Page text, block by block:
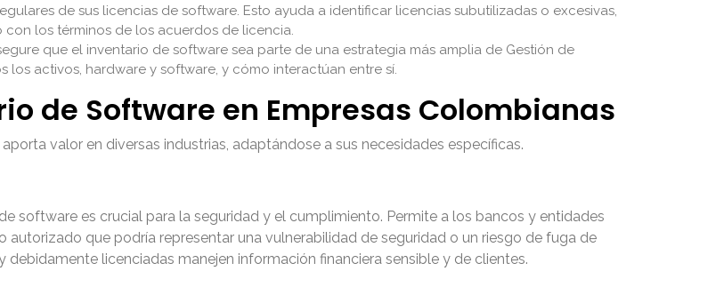
de sus licencias de software. Esto ayuda a identificar licencias subutilizadas o excesivas,
los términos de los acuerdos de licencia.
que el inventario de software sea parte de una estrategia más amplia de Gestión de
los activos, hardware y software, y cómo interactúan entre sí.
de Software en Empresas Colombianas
valor en diversas industrias, adaptándose a sus necesidades específicas.
software es crucial para la seguridad y el cumplimiento. Permite a los bancos y entidades
que podría representar una vulnerabilidad de seguridad o un riesgo de fuga de
licenciadas manejen información financiera sensible y de clientes.